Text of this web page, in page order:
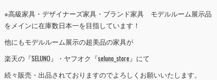
※高級家具・デザイナーズ家具・ブランド家具 モデルルーム展示品
をメインに在庫数日本一を目指しています！
他にもモデルルーム展示の超美品の家具が
楽天の『SELUNO』・ヤフオク『seluno_store』にて
続々販売・出品されておりますのでよろしくお願いいたします。